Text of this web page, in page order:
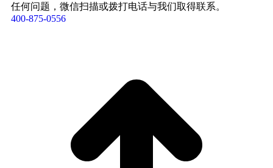
任何问题，微信扫描或拨打电话与我们取得联系。
400-875-0556​